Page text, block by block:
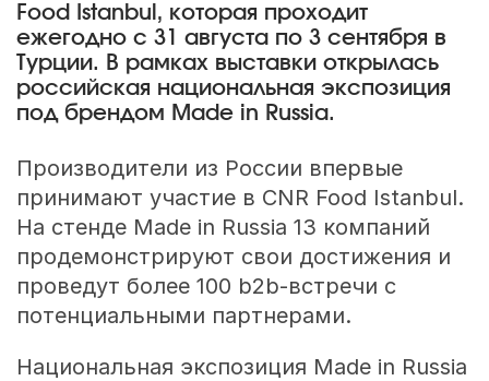
Food Istanbul, которая проходит
ежегодно с 31 августа по 3 сентября в
Турции. В рамках выставки открылась
российская национальная экспозиция
под брендом Made in Russia.
Производители из России впервые
принимают участие в CNR Food Istanbul.
На стенде Made in Russia 13 компаний
продемонстрируют свои достижения и
проведут более 100 b2b-встречи с
потенциальными партнерами.
Национальная экспозиция Made in Russia